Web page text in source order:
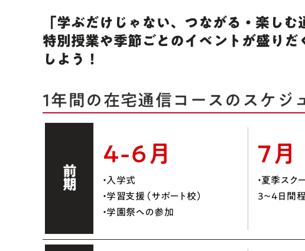
「学ぶだけじゃない、つながる・楽しむ
特別授業や季節ごとのイベントが盛り
しよう！
1年間の在宅通信コースのスケジ
前期 4-6月
・入学式
・学習支援（サポート校）
・学園祭への参加
7月
・夏季スク
３～4日間